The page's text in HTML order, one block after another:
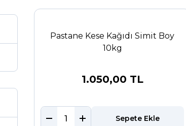
Pastane Kese Kağıdı Simit Boy
10kg
1.050,00 TL
Sepete Ekle